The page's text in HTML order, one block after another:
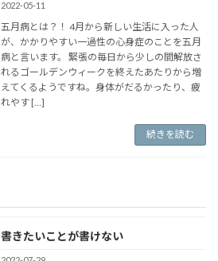
2022-05-11
五月病とは？！ 4月から新しい生活に入った人
が、かかりやすい一過性の心身症のことを五月
病と言います。 緊張の毎日から少しの間解放さ
れるゴールデンウィークを終えたあたりから増
えてくるようですね。身体がだるかったり、疲
れやす […]
続きを読む
書きたいことが書けない